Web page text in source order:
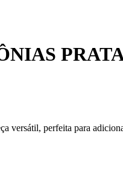
versátil, perfeita para